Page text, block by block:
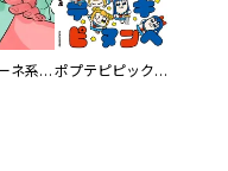
ウンディーネ系彼氏 ポプテピピック SEASON EIGHT